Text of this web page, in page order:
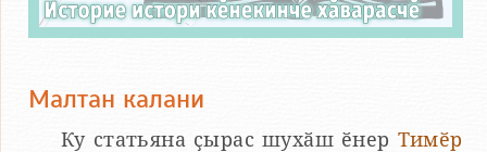
Малтан калани
Ку статьяна ҫырас шухӑш ӗнер Тимӗр